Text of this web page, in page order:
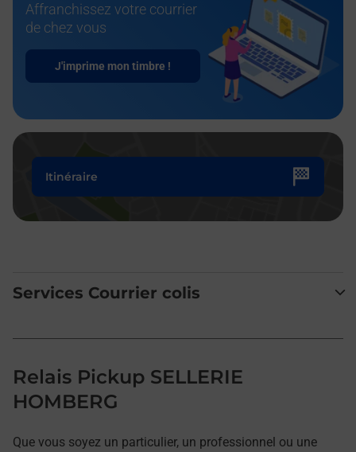
Affranchissez votre courrier
de chez vous
J'imprime mon timbre !
Itinéraire
Services Courrier colis
Relais Pickup SELLERIE
HOMBERG
Que vous soyez un particulier, un professionnel ou une